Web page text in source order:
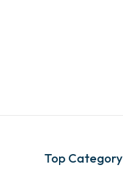
Top Category